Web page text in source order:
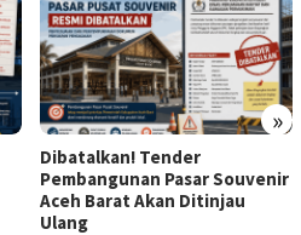
»
Dibatalkan! Tender
Pembangunan Pasar Souvenir
Aceh Barat Akan Ditinjau
Ulang